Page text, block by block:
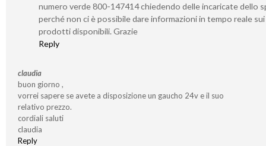
numero verde 800-147414 chiedendo delle incaricate dello
perché non ci è possibile dare informazioni in tempo reale sui
prodotti disponibili. Grazie
Reply
claudia
buon giorno ,
vorrei sapere se avete a disposizione un gaucho 24v e il suo
relativo prezzo.
cordiali saluti
claudia
Reply